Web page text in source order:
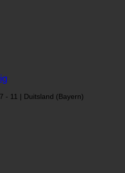
- 11 | Duitsland (Bayern)